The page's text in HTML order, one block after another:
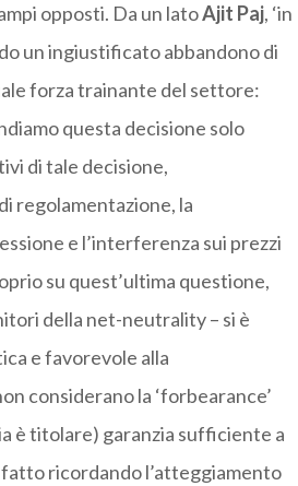
opposti. Da un latoAjit Paj, ‘in
un ingiustificato abbandono di
forza trainante del settore:
questa decisione solo
di tale decisione,
regolamentazione, la
e l’interferenza sui prezzi
su quest’ultima questione,
della net-neutrality – si è
e favorevole alla
considerano la ‘forbearance’
è titolare) garanzia sufficiente a
ricordando l’atteggiamento